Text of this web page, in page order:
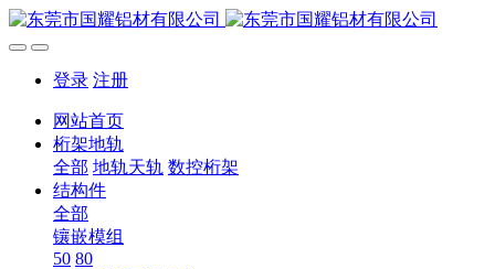
登录 注册
网站首页
桁架地轨
全部 地轨天轨 数控桁架
结构件
全部
镶嵌模组
50 80